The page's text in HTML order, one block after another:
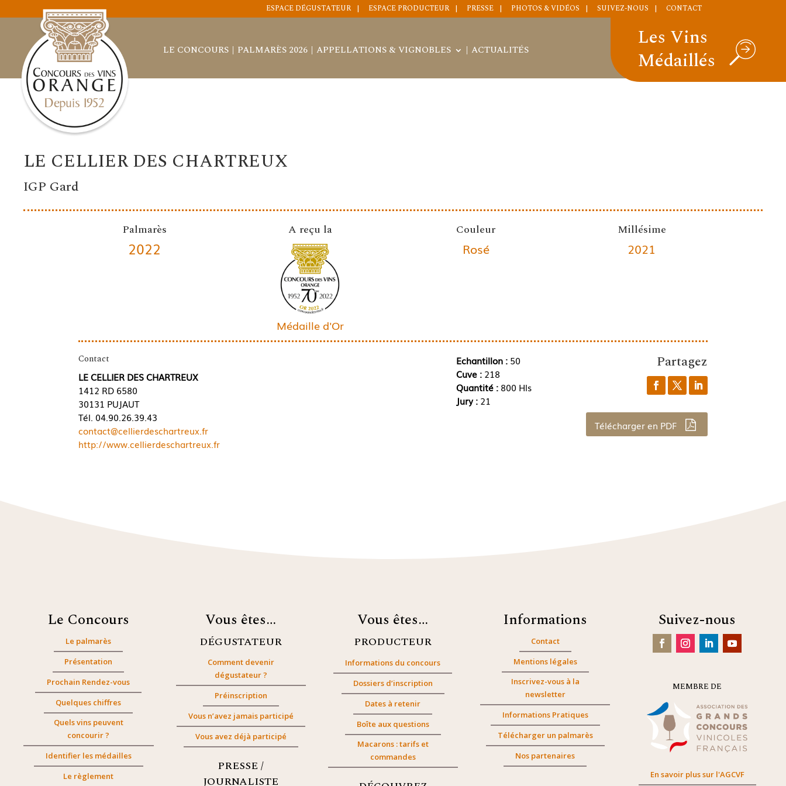
ESPACE DÉGUSTATEUR ESPACE PRODUCTEUR PRESSE PHOTOS & VIDÉOS SUIVEZ-NOUS CONTACT
LE CONCOURS PALMARÈS 2026 APPELLATIONS & VIGNOBLES ACTUALITÉS
Les Vins
Médaillés
LE CELLIER DES CHARTREUX
IGP Gard
Palmarès
2022
A reçu la
Médaille d'Or
Couleur
Rosé
Millésime
2021
Contact
LE CELLIER DES CHARTREUX
1412 RD 6580
30131 PUJAUT
Tél. 04.90.26.39.43
contact@cellierdeschartreux.fr
http://www.cellierdeschartreux.fr
Echantillon :50
Cuve : 218
Quantité : 800 Hls
Jury : 21
Partagez
Télécharger en PDF
Le Concours
Le palmarès
Présentation
Prochain Rendez-vous
Quelques chiffres
Quels vins peuvent
concourir ?
Identifier les médailles
Le règlement
Vous êtes…
DÉGUSTATEUR
Comment devenir
dégustateur ?
Préinscription
Vous n’avez jamais participé
Vous avez déjà participé
PRESSE /
JOURNALISTE
Vous êtes…
PRODUCTEUR
Informations du concours
Dossiers d’inscription
Dates à retenir
Boîte aux questions
Macarons : tarifs et
commandes
Informations
Contact
Mentions légales
Inscrivez-vous à la
newsletter
Informations Pratiques
Télécharger un palmarès
Nos partenaires
Suivez-nous
MEMBRE DE
En savoir plus sur l'AGCVF